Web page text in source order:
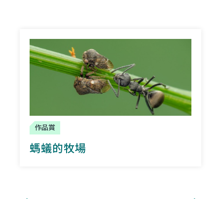
作品賞
螞蟻的牧場